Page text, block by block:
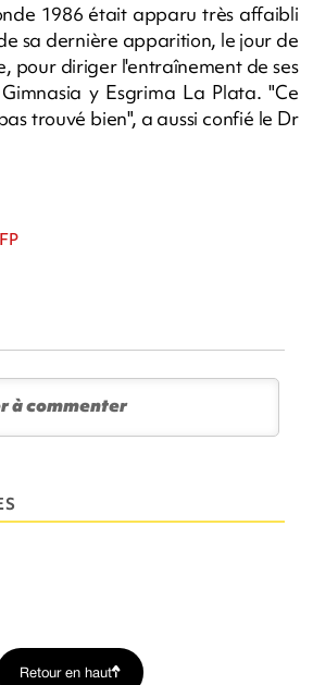
1986 était apparu très affaibli
sa dernière apparition, le jour de
pour diriger l'entraînement de ses
y Esgrima La Plata. "Ce
trouvé bien", a aussi confié le Dr
Retour en haut